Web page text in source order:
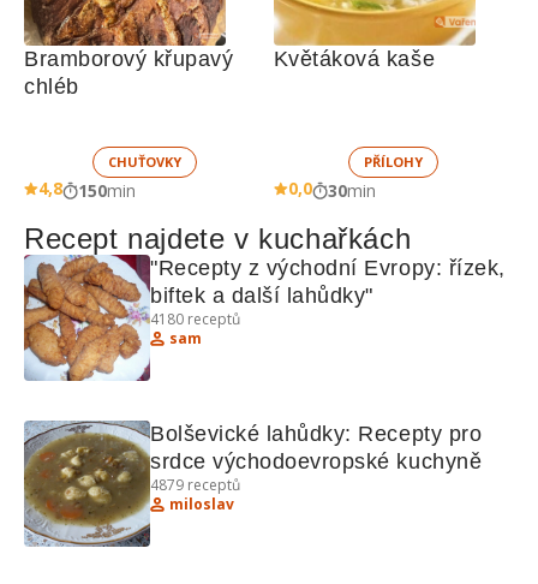
Bramborový křupavý
chléb
CHUŤOVKY
4,8 150min
Květáková kaše
PŘÍLOHY
0,0 30min
Recept najdete v kuchařkách
"Recepty z východní Evropy: řízek,
biftek a další lahůdky"
4180 receptů
sam
Bolševické lahůdky: Recepty pro
srdce východoevropské kuchyně
4879 receptů
miloslav